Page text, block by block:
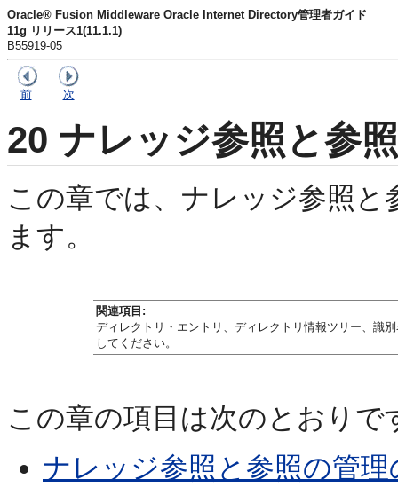
Oracle® Fusion Middleware Oracle Internet Directory管理者ガイド
11g リリース1(11.1.1)
B55919-05
前 次
20 ナレッジ参照と参
この章では、ナレッジ参照
ます。
関連項目:
ディレクトリ・エントリ、ディレクトリ情報ツリー、識
してください。
この章の項目は次のとおりで
ナレッジ参照と参照の管理